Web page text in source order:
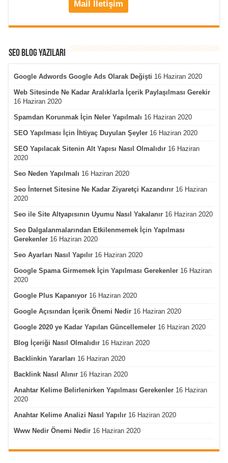
Mail İletişim
Seo Blog Yazıları
Google Adwords Google Ads Olarak Değişti 16 Haziran 2020
Web Sitesinde Ne Kadar Aralıklarla İçerik Paylaşılması Gerekir
16 Haziran 2020
Spamdan Korunmak İçin Neler Yapılmalı 16 Haziran 2020
SEO Yapılması İçin İhtiyaç Duyulan Şeyler 16 Haziran 2020
SEO Yapılacak Sitenin Alt Yapısı Nasıl Olmalıdır 16 Haziran
2020
Seo Neden Yapılmalı 16 Haziran 2020
Seo İnternet Sitesine Ne Kadar Ziyaretçi Kazandırır 16 Haziran
2020
Seo ile Site Altyapısının Uyumu Nasıl Yakalanır 16 Haziran 2020
Seo Dalgalanmalarından Etkilenmemek İçin Yapılması
Gerekenler 16 Haziran 2020
Seo Ayarları Nasıl Yapılır 16 Haziran 2020
Google Spama Girmemek İçin Yapılması Gerekenler 16 Haziran
2020
Google Plus Kapanıyor 16 Haziran 2020
Google Açısından İçerik Önemi Nedir 16 Haziran 2020
Google 2020 ye Kadar Yapılan Güncellemeler 16 Haziran 2020
Blog İçeriği Nasıl Olmalıdır 16 Haziran 2020
Backlinkin Yararları 16 Haziran 2020
Backlink Nasıl Alınır 16 Haziran 2020
Anahtar Kelime Belirlenirken Yapılması Gerekenler 16 Haziran
2020
Anahtar Kelime Analizi Nasıl Yapılır 16 Haziran 2020
Www Nedir Önemi Nedir 16 Haziran 2020